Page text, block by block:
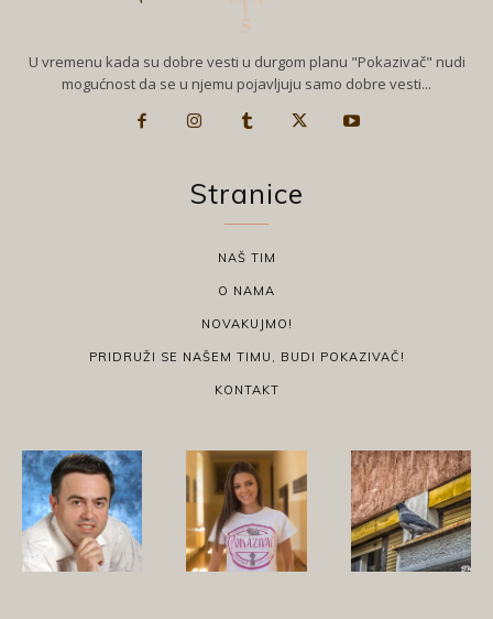
U vremenu kada su dobre vesti u durgom planu "Pokazivač" nudi
mogućnost da se u njemu pojavljuju samo dobre vesti...
Stranice
NAŠ TIM
O NAMA
NOVAKUJMO!
PRIDRUŽI SE NAŠEM TIMU, BUDI POKAZIVAČ!
KONTAKT